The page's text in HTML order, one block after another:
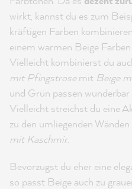
wirkt, kannst du es zum
kräftigen Farben
einem warmen Beige
Vielleicht kombinierst du
mit Pfingstrosemit Beige
und Grün passen
Vielleicht streichst du eine
zu den umliegenden
mit Kaschmir.
Bevorzugst du eher eine
so passt Beige auch zu